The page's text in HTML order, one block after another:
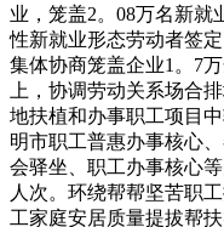
业，笼盖2。08万名新就
性新就业形态劳动者签
集体协商笼盖企业1。7
上，协调劳动关系场合
地扶植和办事职工项目
明市职工普惠办事核心
会驿坐、职工办事核心
人次。环绕帮帮坚苦职
工家庭安居质量提拔帮